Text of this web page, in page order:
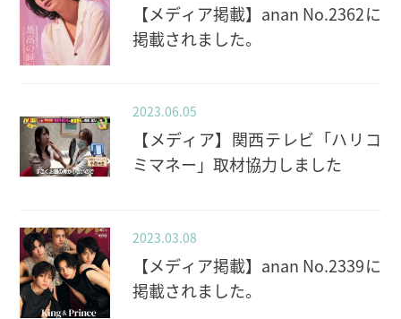
【メディア掲載】anan No.2362に
掲載されました。
2023.06.05
【メディア】関西テレビ「ハリコ
ミマネー」取材協力しました
2023.03.08
【メディア掲載】anan No.2339に
掲載されました。